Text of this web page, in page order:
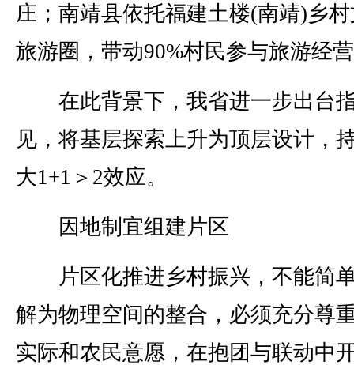
庄；南靖县依托福建土楼(南靖)乡
旅游圈，带动90%村民参与旅游经
在此背景下，我省进一步出台
见，将基层探索上升为顶层设计，
大1+1＞2效应。
因地制宜组建片区
片区化推进乡村振兴，不能简
解为物理空间的整合，必须充分尊
实际和农民意愿，在抱团与联动中